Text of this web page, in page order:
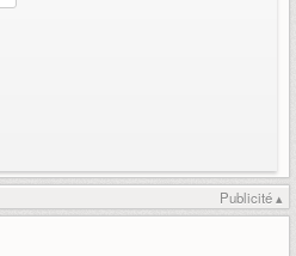
Publicité ▴